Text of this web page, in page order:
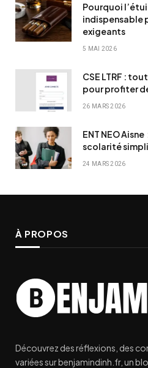
Pourquoi
indispensable
exigeants
5 MAI 2026
CSE LTRF :
pour profiter
26 MARS 2026
ENT NEO
scolarité
24 MARS 2026
À PROPOS
Découvrez des réflexions, des
variées sur benjamindinh.fr, un